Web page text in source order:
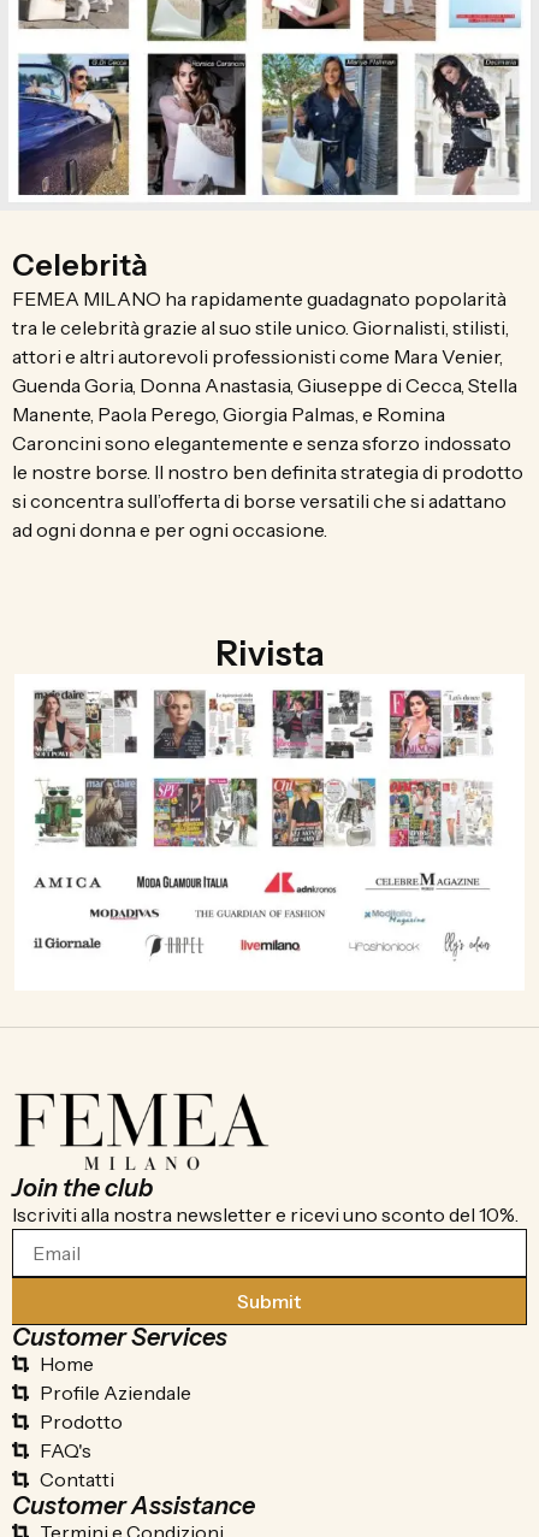
Celebrità
FEMEA MILANO ha rapidamente guadagnato popolarità
tra le celebrità grazie al suo stile unico. Giornalisti, stilisti,
attori e altri autorevoli professionisti come Mara Venier,
Guenda Goria, Donna Anastasia, Giuseppe di Cecca, Stella
Manente, Paola Perego, Giorgia Palmas, e Romina
Caroncini sono elegantemente e senza sforzo indossato
le nostre borse. Il nostro ben definita strategia di prodotto
si concentra sull’offerta di borse versatili che si adattano
ad ogni donna e per ogni occasione.
Rivista
Join the club
Iscriviti alla nostra newsletter e ricevi uno sconto del 10%.
Submit
Customer Services
Home
Profile Aziendale
Prodotto
FAQ's
Contatti
Customer Assistance
Termini e Condizioni